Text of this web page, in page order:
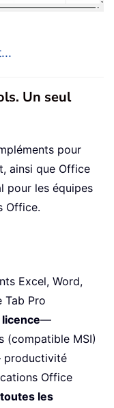
Un seul
pour
ainsi que Office
pour les équipes
Office.
Excel, Word,
Tab Pro
—
(compatible MSI)
Office
les